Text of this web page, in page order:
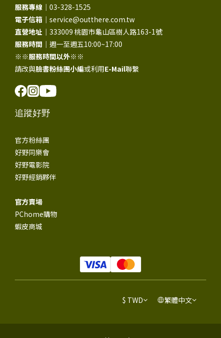
服務專線｜ 03-328-1525
電子信箱｜ service@outthere.com.tw
直營地址｜ 333009 桃園市龜山區樹人路163-1號
服務時間｜ 週一至週五10:00~17:00
※※服務時間以外※※
請改與臉書粉絲團小編或利用E-Mail聯繫
追蹤好野
官方粉絲團
好野同樂會
好野電影院
好野經銷夥伴
官方賣場
PChome購物
蝦皮商城
$ TWD 繁體中文